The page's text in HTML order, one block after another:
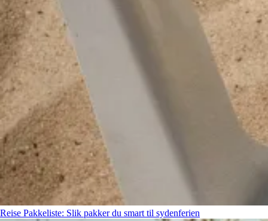
Reise Pakkeliste: Slik pakker du smart til sydenferien